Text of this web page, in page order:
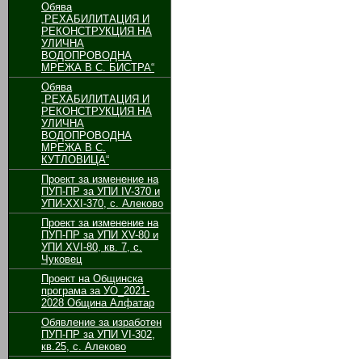
Обява
„РЕХАБИЛИТАЦИЯ И
РЕКОНСТРУКЦИЯ НА
УЛИЧНА
ВОДОПРОВОДНА
МРЕЖА В С. БИСТРА“
Обява
„РЕХАБИЛИТАЦИЯ И
РЕКОНСТРУКЦИЯ НА
УЛИЧНА
ВОДОПРОВОДНА
МРЕЖА В С.
КУТЛОВИЦА“
Проект за изменение на
ПУП-ПР за УПИ ІV-370 и
УПИ-ХХІ-370, с. Алеково
Проект за изменение на
ПУП-ПР за УПИ ХV-80 и
УПИ ХVІ-80, кв. 7, с.
Чуковец
Проект на Общинска
програма за УО_2021-
2028 Община Алфатар
Обявление за изработен
ПУП-ПР за УПИ VІ-302,
кв.25, с. Алеково